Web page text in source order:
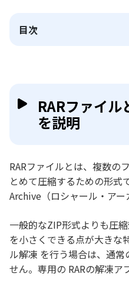
目次
RARファイ
を説明
RARファイルとは、複数の
とめて圧縮するための形式
Archive（ロシャール・アー
一般的なZIP形式よりも圧
を小さくできる点が大きな
ル解凍 を行う場合は、通
せん。専用の RARの解凍ア